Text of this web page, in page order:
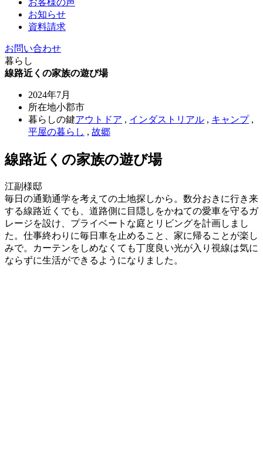
お客様の声
お知らせ
資料請求
お問い合わせ
暮らし
線路近くの家族の遊び場
2024年7月
所在地小郡市
暮らしの鍵アウトドア , インダストリアル , キャンプ,
平屋の暮らし , 故郷
線路近くの家族の遊び場
江副様邸
毎日の通勤通学を考えての土地探しから。数分おきに行き来
する線路近くでも、道路側に目隠しをかねての愛車を守るガ
レージを設け、プライベートな庭とリビングを計画しまし
た。仕事終わりに毎日車を止めること、家に帰ることが楽し
みで。カーテンをしめなくても丁度良い光が入り視線は気に
ならずに生活ができるようになりました。